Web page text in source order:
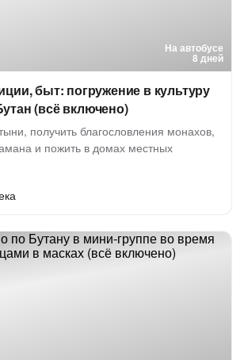
На автобусе
8 дней
быт: погружение в культуру
(всё включено)
получить благословления монахов,
и пожить в домах местных